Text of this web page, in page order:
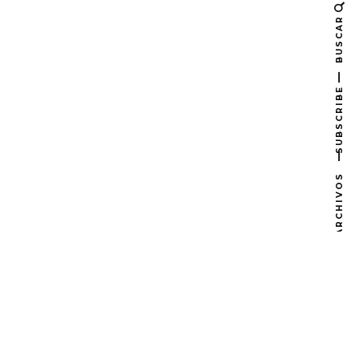
BUSCAR
SUBSCRIBE
ARCHIVOS